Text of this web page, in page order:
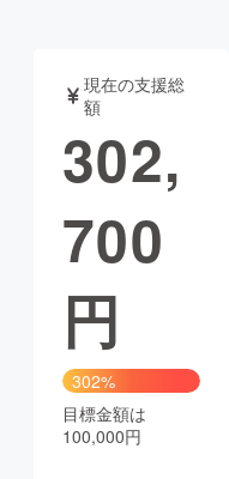
現在の支援総
額
302,
700
円
302%
目標金額は
100,000円